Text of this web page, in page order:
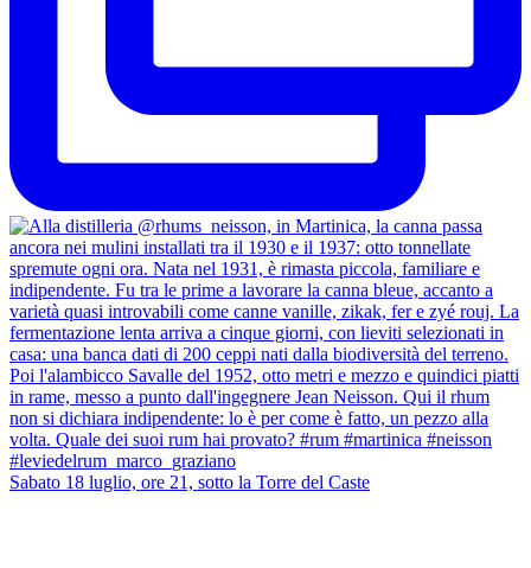
Sabato 18 luglio, ore 21, sotto la Torre del Caste